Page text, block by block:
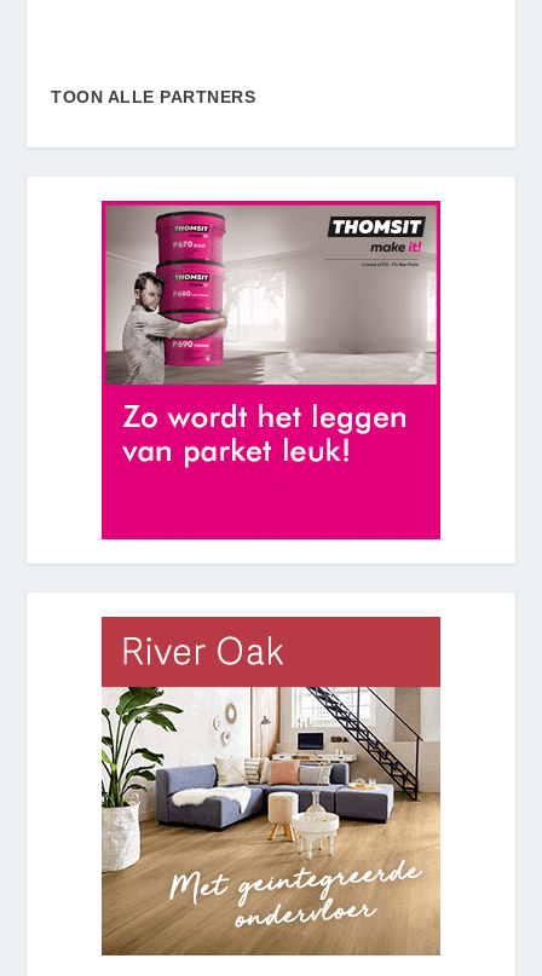
TOON ALLE PARTNERS